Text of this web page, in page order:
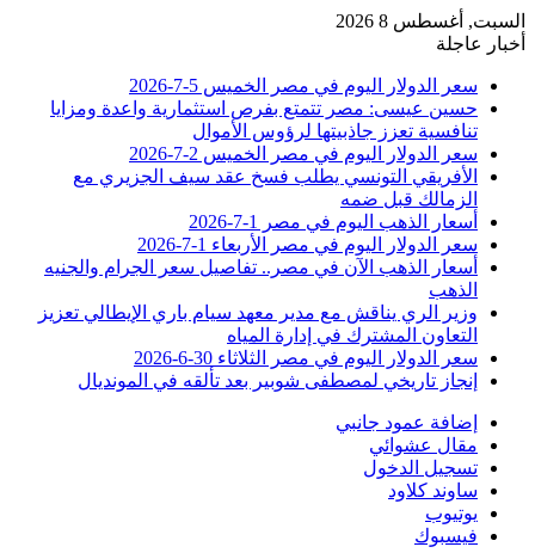
السبت, أغسطس 8 2026
أخبار عاجلة
سعر الدولار اليوم في مصر الخميس 5-7-2026
حسين عيسى: مصر تتمتع بفرص استثمارية واعدة ومزايا
تنافسية تعزز جاذبيتها لرؤوس الأموال
سعر الدولار اليوم في مصر الخميس 2-7-2026
الأفريقي التونسي يطلب فسخ عقد سيف الجزيري مع
الزمالك قبل ضمه
أسعار الذهب اليوم في مصر 1-7-2026
سعر الدولار اليوم في مصر الأربعاء 1-7-2026
أسعار الذهب الآن في مصر.. تفاصيل سعر الجرام والجنيه
الذهب
وزير الري يناقش مع مدير معهد سيام باري الإيطالي تعزيز
التعاون المشترك في إدارة المياه
سعر الدولار اليوم في مصر الثلاثاء 30-6-2026
إنجاز تاريخي لمصطفى شوبير بعد تألقه في المونديال
إضافة عمود جانبي
مقال عشوائي
تسجيل الدخول
ساوند كلاود
يوتيوب
فيسبوك